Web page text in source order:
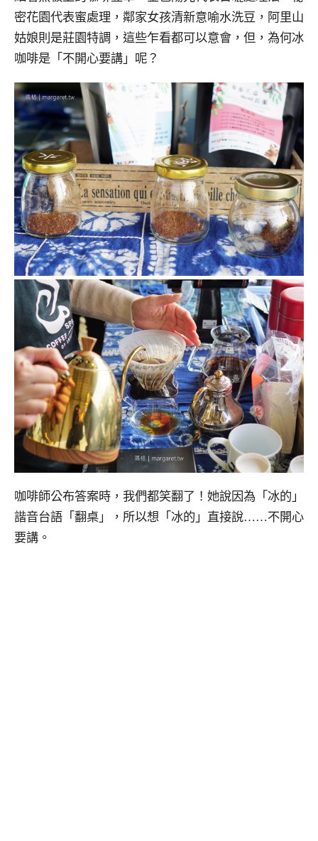
密花園代表蜜處理，鄰家女孩清新意喻水洗豆，阿里山
姑娘則是莊園特調，這些乍看都可以意會，但，為何冰
咖啡是「不開心要講」呢？
咖啡師公布答案時，我們都笑翻了！她說因為「冰的」
諧音台語「翻桌」，所以想「冰的」直接說……不開心
要講。